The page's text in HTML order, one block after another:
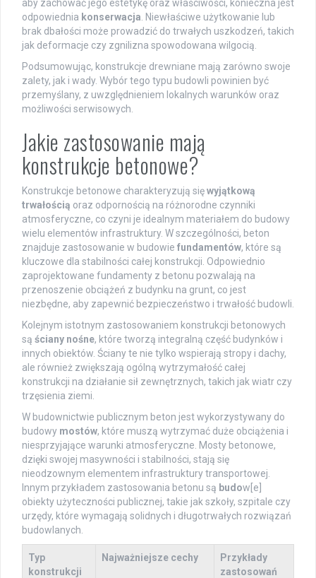
aby zachować jego estetykę oraz właściwości, konieczna jest
odpowiednia konserwacja . Niewłaściwe użytkowanie lub
brak dbałości może prowadzić do trwałych uszkodzeń, takich
jak deformacje czy zgnilizna spowodowana wilgocią.
Podsumowując, konstrukcje drewniane mają zarówno swoje
zalety, jak i wady. Wybór tego typu budowli powinien być
przemyślany, z uwzględnieniem lokalnych warunków oraz
możliwości serwisowych.
Jakie zastosowanie mają
konstrukcje betonowe?
Konstrukcje betonowe charakteryzują sięwyjątkową
trwałością oraz odpornością na różnorodne czynniki
atmosferyczne, co czyni je idealnym materiałem do budowy
wielu elementów infrastruktury. W szczególności, beton
znajduje zastosowanie w budowie fundamentów, które są
kluczowe dla stabilności całej konstrukcji. Odpowiednio
zaprojektowane fundamenty z betonu pozwalają na
przenoszenie obciążeń z budynku na grunt, co jest
niezbędne, aby zapewnić bezpieczeństwo i trwałość budowli.
Kolejnym istotnym zastosowaniem konstrukcji betonowych
są ściany nośne, które tworzą integralną część budynków i
innych obiektów. Ściany te nie tylko wspierają stropy i dachy,
ale również zwiększają ogólną wytrzymałość całej
konstrukcji na działanie sił zewnętrznych, takich jak wiatr czy
trzęsienia ziemi.
W budownictwie publicznym beton jest wykorzystywany do
budowy mostów, które muszą wytrzymać duże obciążenia i
niesprzyjające warunki atmosferyczne. Mosty betonowe,
dzięki swojej masywności i stabilności, stają się
nieodzownym elementem infrastruktury transportowej.
Innym przykładem zastosowania betonu są budow[e]
obiekty użyteczności publicznej, takie jak szkoły, szpitale czy
urzędy, które wymagają solidnych i długotrwałych rozwiązań
budowlanych.
Typ
konstrukcji
Najważniejsze cechy
Przykłady
zastosowań